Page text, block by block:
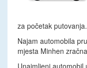
za početak putovanja.
Najam automobila
mjesta Minhen
Unajmljeni